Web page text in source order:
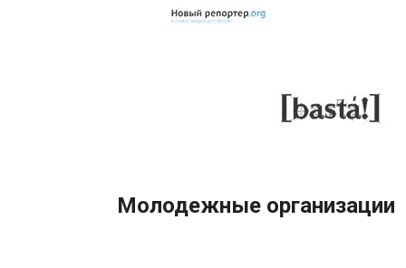
Молодежные организации